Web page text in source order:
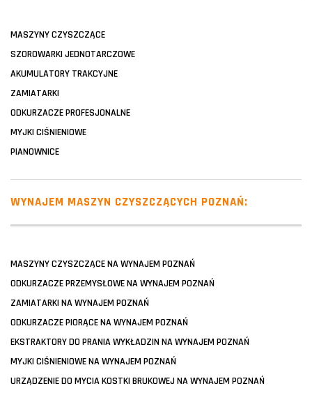
MASZYNY CZYSZCZĄCE
SZOROWARKI JEDNOTARCZOWE
AKUMULATORY TRAKCYJNE
ZAMIATARKI
ODKURZACZE PROFESJONALNE
MYJKI CIŚNIENIOWE
PIANOWNICE
WYNAJEM MASZYN CZYSZCZĄCYCH POZNAŃ:
MASZYNY CZYSZCZĄCE NA WYNAJEM POZNAŃ
ODKURZACZE PRZEMYSŁOWE NA WYNAJEM POZNAŃ
ZAMIATARKI NA WYNAJEM POZNAŃ
ODKURZACZE PIORĄCE NA WYNAJEM POZNAŃ
EKSTRAKTORY DO PRANIA WYKŁADZIN NA WYNAJEM POZNAŃ
MYJKI CIŚNIENIOWE NA WYNAJEM POZNAŃ
URZĄDZENIE DO MYCIA KOSTKI BRUKOWEJ NA WYNAJEM POZNAŃ